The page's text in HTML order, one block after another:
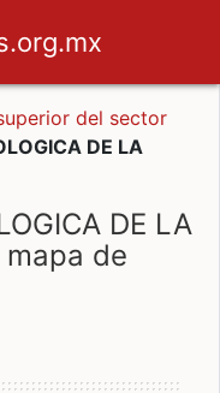
del sector
DE LA
DE LA
mapa de